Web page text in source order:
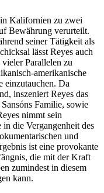
Kalifornien zu zwei
Bewährung verurteilt.
seiner Tätigkeit als
lässt Reyes auch
Parallelen zu
amerikanische
einzutauchen. Da
inszeniert Reyes das
Familie, sowie
nimmt sein
die Vergangenheit des
und
ist eine provokante
die mit der Kraft
zumindest in diesem
kann.